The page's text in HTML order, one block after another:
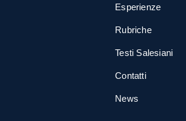
Esperienze
Rubriche
Testi Salesiani
Contatti
News